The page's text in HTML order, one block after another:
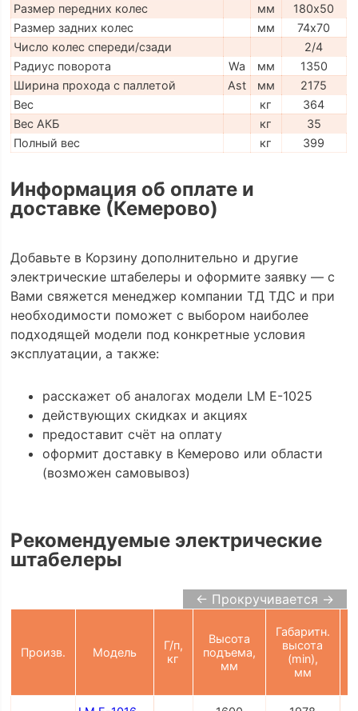
Размер передних колес
мм
180х50
Размер задних колес
мм
74х70
Число колес спереди/сзади
2/4
Радиус поворота
Wa мм
1350
Ширина прохода с паллетой
Ast мм
2175
Вес
кг
364
Вес АКБ
кг
35
Полный вес
кг 399
Информация об оплате и
доставке (Кемерово)
Добавьте в Корзину дополнительно и другие
электрические штабелеры и оформите заявку — с
Вами свяжется менеджер компании ТД ТДС и при
необходимости поможет с выбором наиболее
подходящей модели под конкретные условия
эксплуатации, а также:
расскажет об аналогах модели LM E-1025
действующих скидках и акциях
предоставит счёт на оплату
оформит доставку в Кемерово или области
(возможен самовывоз)
Рекомендуемые электрические
штабелеры
← Прокручивается →
Произв. Модель
Г/п,
кг
Высота
подъема,
мм
Габаритн.
высота
(min),
мм